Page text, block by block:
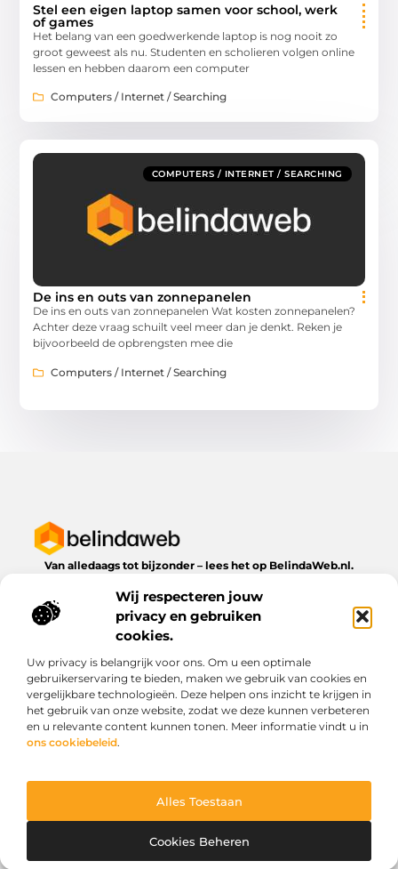
Wij respecteren jouw
privacy en gebruiken
cookies.
Uw privacy is belangrijk voor ons. Om u een optimale
gebruikerservaring te bieden, maken we gebruik van cookies en
vergelijkbare technologieën. Deze helpen ons inzicht te krijgen in
het gebruik van onze website, zodat we deze kunnen verbeteren
en u relevante content kunnen tonen. Meer informatie vindt u in
ons cookiebeleid.
Alles Toestaan
Cookies Beheren
Stel een eigen laptop samen voor school, werk
of games
Het belang van een goedwerkende laptop is nog nooit zo
groot geweest als nu. Studenten en scholieren volgen online
lessen en hebben daarom een computer
Computers / Internet / Searching
COMPUTERS / INTERNET / SEARCHING
De ins en outs van zonnepanelen
De ins en outs van zonnepanelen Wat kosten zonnepanelen?
Achter deze vraag schuilt veel meer dan je denkt. Reken je
bijvoorbeeld de opbrengsten mee die
Computers / Internet / Searching
Van alledaags tot bijzonder – lees het op BelindaWeb.nl.
dagelijks leven te bieden heeft.
Bericht categorie
Onze informatie
Cookiebeleid (EU)
@2025 www.belindaweb.nl. All Right Reserved.